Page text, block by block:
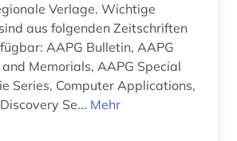
(1)
begräbnisstätte (1)
tourismus gaststättengewerbe
Verlage. Wichtige
aus folgenden Zeitschriften
AAPG
Memorials, AAPG Special
Series, Computer Applications,
Se... Mehr